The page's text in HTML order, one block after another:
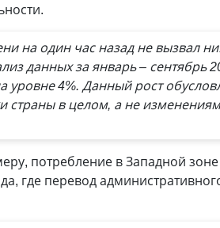
на один час назад не вызвал
данных за январь – сентябрь
уровне 4%. Данный рост
страны в целом, а не
потребление в Западной
где перевод